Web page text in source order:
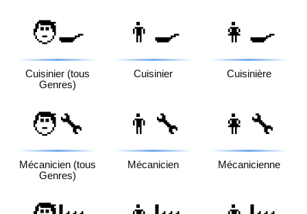
🧑‍🍳
Cuisinier (tous
Genres)
👨‍🍳
Cuisinier
👩‍🍳
Cuisinière
🧑‍🔧
Mécanicien (tous
Genres)
👨‍🔧
Mécanicien
👩‍🔧
Mécanicienne